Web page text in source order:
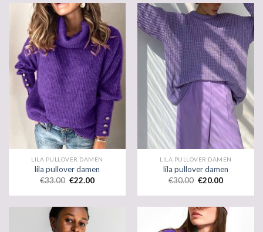
LILA PULLOVER DAMEN
lila pullover damen
€33.00 €22.00
LILA PULLOVER DAMEN
lila pullover damen
€30.00 €20.00